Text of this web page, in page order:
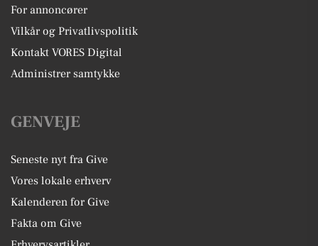
For annoncører
Vilkår og Privatlivspolitik
Kontakt VORES Digital
Administrer samtykke
GENVEJE
Seneste nyt fra Give
Vores lokale erhverv
Kalenderen for Give
Fakta om Give